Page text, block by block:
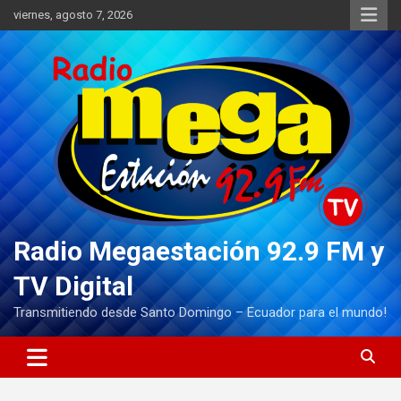
Saltar
al
contenido
viernes, agosto 7, 2026
Radio Megaestación 92.9 FM y
TV Digital
Transmitiendo desde Santo Domingo – Ecuador para el mundo!